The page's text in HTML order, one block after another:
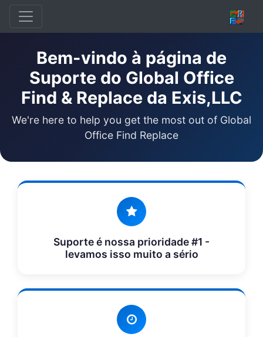
Bem-vindo à página de
Suporte do Global Office
Find & Replace da Exis,LLC
We're here to help you get the most out of Global
Office Find Replace
Suporte é nossa prioridade #1 -
levamos isso muito a sério